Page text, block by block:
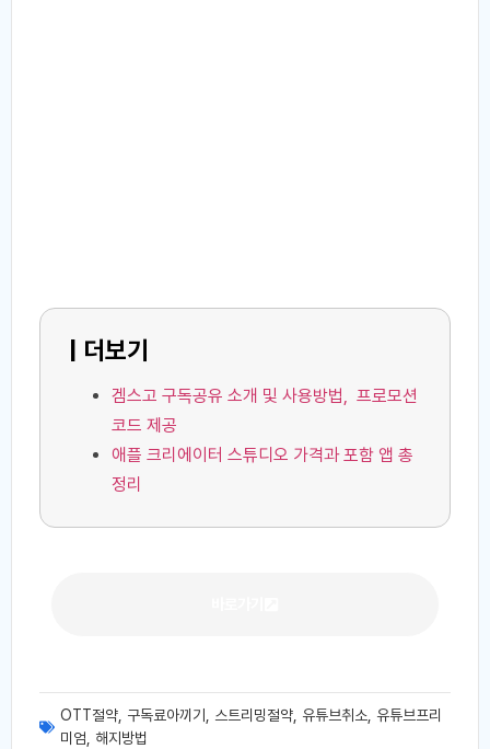
| 더보기
겜스고 구독공유 소개 및 사용방법, 프로모션
코드 제공
애플 크리에이터 스튜디오 가격과 포함 앱 총
정리
OTT절약, 구독료아끼기 , 스트리밍절약, 유튜브취소, 유튜브프리
미엄, 해지방법